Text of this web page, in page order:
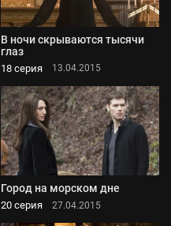
В ночи скрываются тысячи
глаз
18 серия 13.04.2015
Город на морском дне
20 серия 27.04.2015